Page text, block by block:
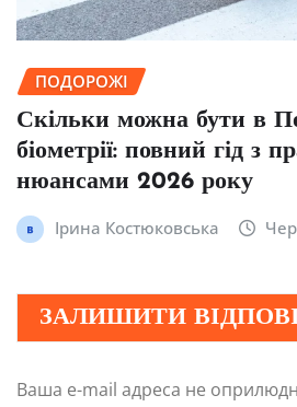
ПОДОРОЖІ
Скільки можна бути в
біометрії: повний гід з
нюансами 2026 року
Ірина Костюковська
ЗАЛИШИТИ
Ваша e-mail адреса не